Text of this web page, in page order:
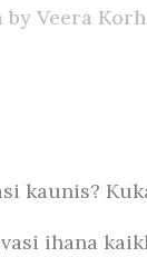
by Veera
kaunis?
ihana